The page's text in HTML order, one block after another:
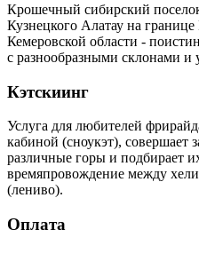
Крошечный сибирский
Кузнецкого Алатау на
Кемеровской области -
с разнообразными склонами
Кэтскиинг
Услуга для любителей
кабиной (сноукэт), совершает
различные горы и подбирает
времяпровождение между
(лениво).
Оплата